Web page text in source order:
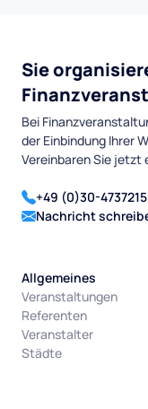
Sie
Bei
der Einbindung Ihrer
Vereinbaren Sie jetzt
+49 (0)30-
Nachricht
Allgemeines
Veranstaltungen
Referenten
Veranstalter
Städte